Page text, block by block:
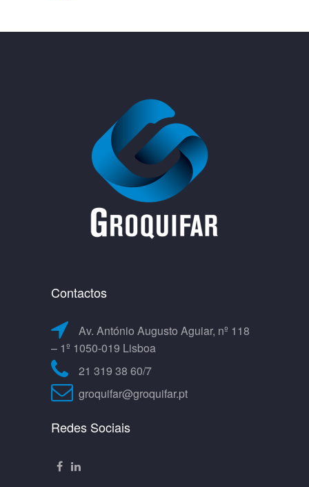
Contactos
Av. António Augusto Aguiar, nº 118
– 1º 1050-019 Lisboa
21 319 38 60/7
groquifar@groquifar.pt
Redes Sociais